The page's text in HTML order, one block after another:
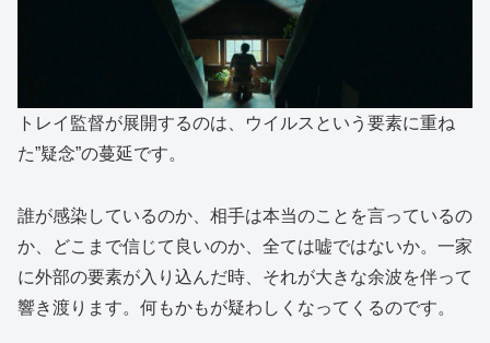
トレイ監督が展開するのは、ウイルスという要素に重ね
た”疑念”の蔓延です。
誰が感染しているのか、相手は本当のことを言っているの
か、どこまで信じて良いのか、全ては嘘ではないか。一家
に外部の要素が入り込んだ時、それが大きな余波を伴って
響き渡ります。何もかもが疑わしくなってくるのです。